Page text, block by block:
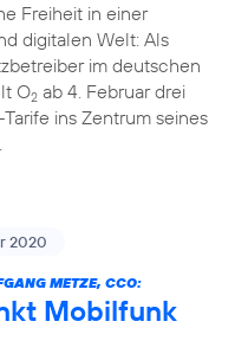
Freiheit in einer
digitalen Welt: Als
im deutschen
O2ab 4. Februar drei
ins Zentrum seines
2020
METZE, CCO:
Mobilfunk